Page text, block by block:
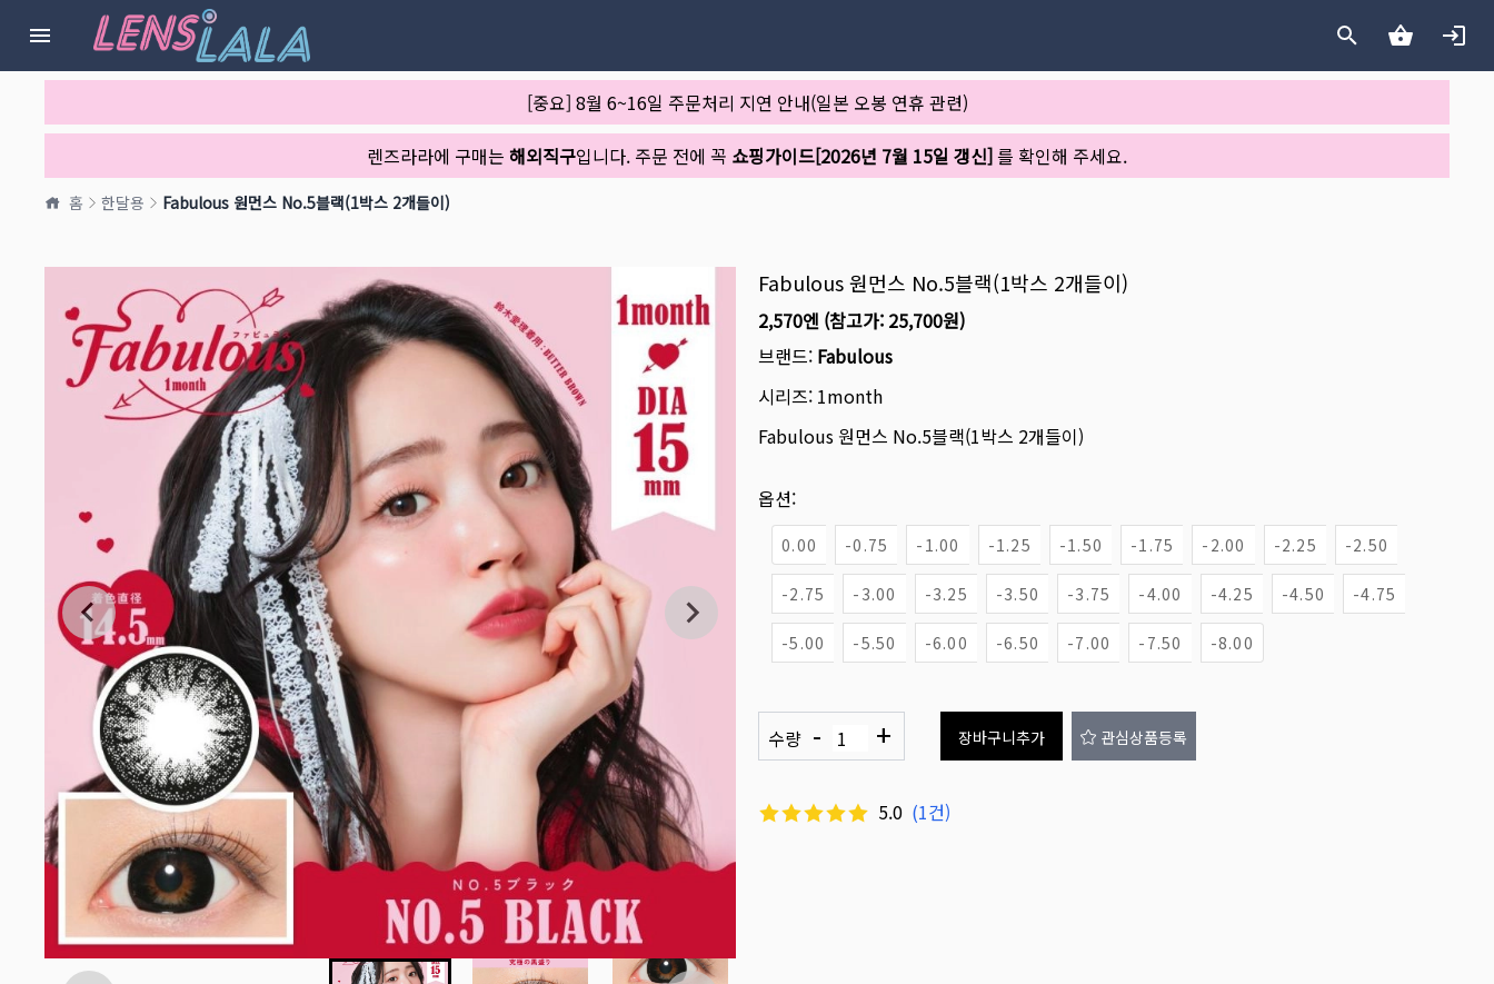
[중요] 8월 6~16일 주문처리 지연 안내(일본 오봉 연휴 관련)
렌즈라라에 구매는 해외직구입니다. 주문 전에 꼭 쇼핑가이드[2026년 7월 15일 갱신]를 확인해 주세요.
홈 한달용 Fabulous 원먼스 No.5블랙(1박스 2개들이)
Fabulous 원먼스 No.5블랙(1박스 2개들이)
2,570엔 (참고가: 25,700원)
브랜드: Fabulous
시리즈: 1month
Fabulous 원먼스 No.5블랙(1박스 2개들이)
옵션:
0.00 -0.75 -1.00 -1.25 -1.50 -1.75 -2.00 -2.25 -2.50
-2.75 -3.00 -3.25 -3.50 -3.75 -4.00 -4.25 -4.50 -4.75
-5.00 -5.50 -6.00 -6.50 -7.00 -7.50 -8.00
수량 - + 장바구니추가 관심상품등록
5.0 (1건)